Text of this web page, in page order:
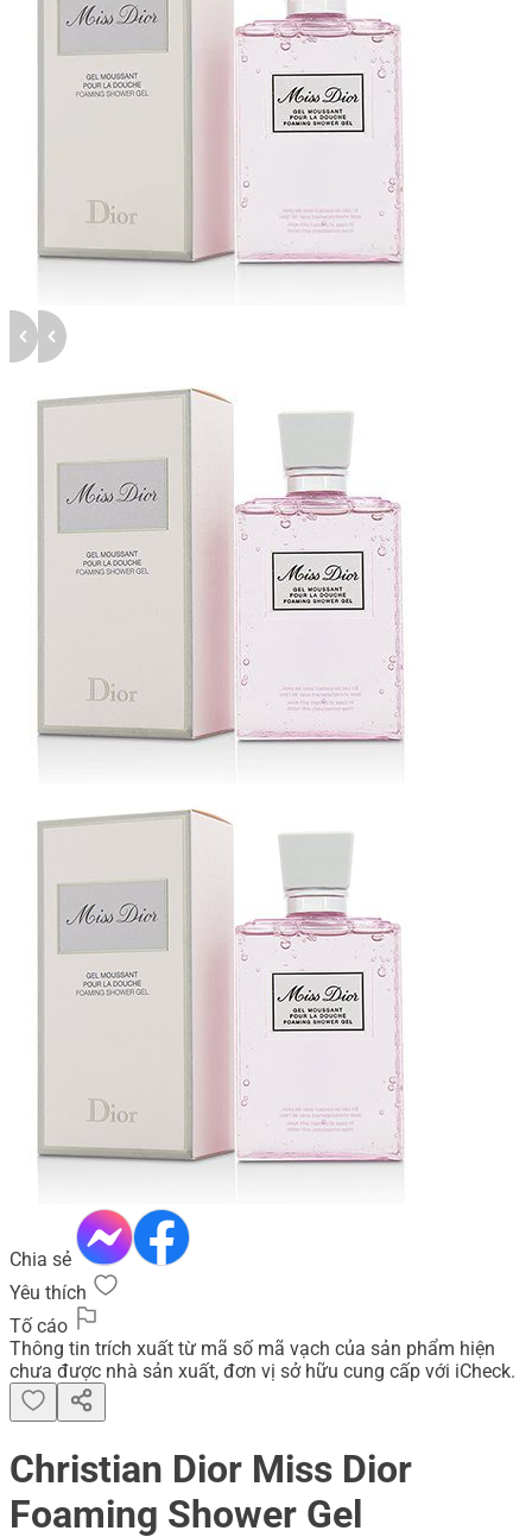
Chia sẻ
Yêu thích
Tố cáo
Thông tin trích xuất từ mã số mã vạch của sản phẩm hiện
chưa được nhà sản xuất, đơn vị sở hữu cung cấp với iCheck.
Christian Dior Miss Dior
Foaming Shower Gel